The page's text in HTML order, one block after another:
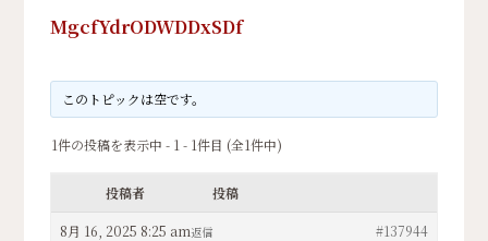
MgcfYdrODWDDxSDf
このトピックは空です。
1件の投稿を表示中 - 1 - 1件目 (全1件中)
投稿者 投稿
8月 16, 2025 8:25 am #137944
返信